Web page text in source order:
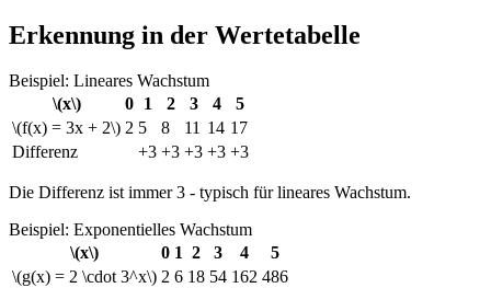
Erkennung in der Wertetabelle
Beispiel: Lineares Wachstum
\(x\)
0 1 2 3 4
5
\(f(x) = 3x + 2\) 2 5 8 11 14 17
Differenz
+3 +3 +3 +3 +3
Die Differenz ist immer 3 - typisch für lineares Wachstum.
Beispiel: Exponentielles Wachstum
\(x\)
0 1 2 3 4
5
\(g(x) = 2 \cdot 3^x\) 2 6 18 54 162 486